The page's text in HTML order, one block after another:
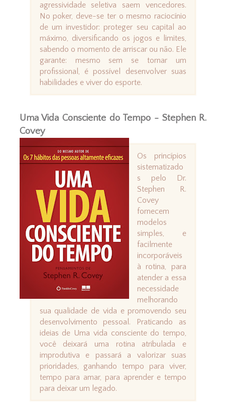
agressividade seletiva saem vencedores.
No poker, deve-se ter o mesmo raciocínio
de um investidor: proteger seu capital ao
máximo, diversificando os jogos e limites,
sabendo o momento de arriscar ou não. Ele
garante: mesmo sem se tornar um
profissional, é possível desenvolver suas
habilidades e viver do esporte.
Uma Vida Consciente do Tempo - Stephen R.
Covey
Os princípios
sistematizado
s pelo Dr.
Stephen R.
Covey
fornecem
modelos
simples, e
facilmente
incorporáveis
à rotina, para
atender a essa
necessidade
melhorando
sua qualidade de vida e promovendo seu
desenvolvimento pessoal. Praticando as
ideias de Uma vida consciente do tempo,
você deixará uma rotina atribulada e
improdutiva e passará a valorizar suas
prioridades, ganhando tempo para viver,
tempo para amar, para aprender e tempo
para deixar um legado.